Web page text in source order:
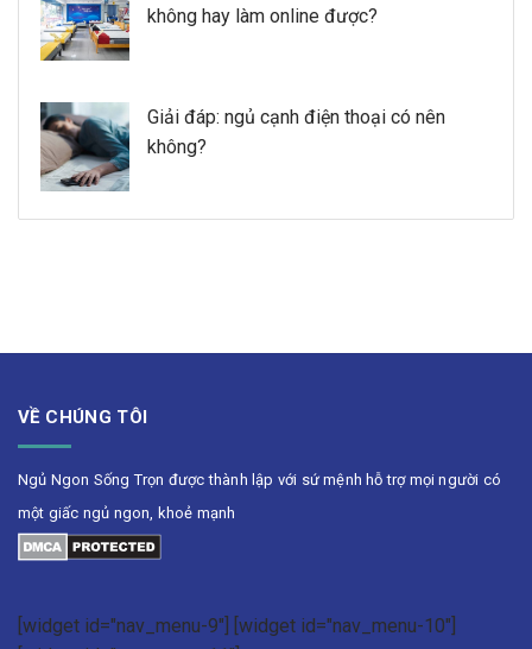
không hay làm online được?
Giải đáp: ngủ cạnh điện thoại có nên
không?
VỀ CHÚNG TÔI
Ngủ Ngon Sống Trọn được thành lập với sứ mệnh hỗ trợ mọi người có
một giấc ngủ ngon, khoẻ mạnh
[widget id="nav_menu-9"] [widget id="nav_menu-10"]